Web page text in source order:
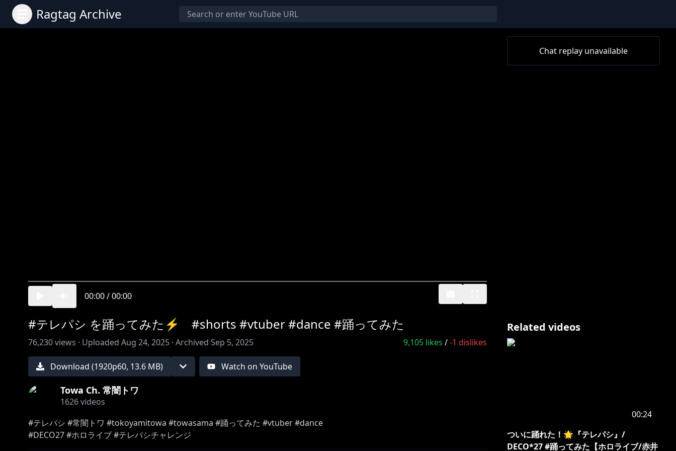
Ragtag Archive
00:00/00:00
Chat replay unavailable
#テレパシ を踊ってみた⚡️ #shorts #vtuber #dance #踊ってみた
76,230views · Uploaded Aug 24, 2025 · Archived Sep 5, 2025 9,105 likes /-1 dislikes
Download (1920p60, 13.6 MB) Watch on YouTube
Towa Ch. 常闇トワ
1626videos
#テレパシ #常闇トワ #tokoyamitowa #towasama #踊ってみた #vtuber #dance
#DECO27 #ホロライブ #テレパシチャレンジ
Related videos
00:24
ついに踊れた！🌟『テレパシ』/
DECO*27 #踊ってみた【ホロライブ/赤井